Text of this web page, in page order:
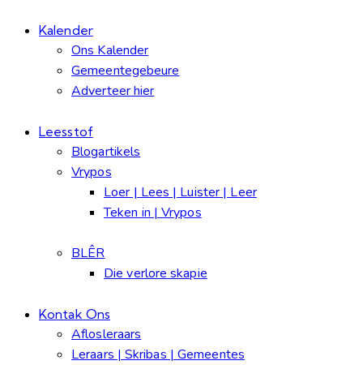
Kalender
Ons Kalender
Gemeentegebeure
Adverteer hier
Leesstof
Blogartikels
Vrypos
Loer | Lees | Luister | Leer
Teken in | Vrypos
BLÊR
Die verlore skapie
Kontak Ons
Aflosleraars
Leraars | Skribas | Gemeentes